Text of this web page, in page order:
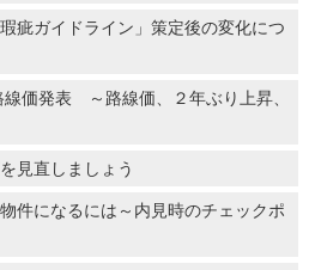
疵ガイドライン」策定後の変化につ
価発表 ～路線価、２年ぶり上昇、
見直しましょう
件になるには～内見時のチェックポ